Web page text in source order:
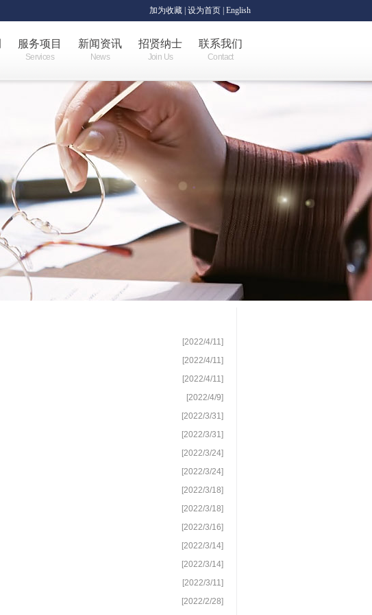
加为收藏 设为首页 | English
联系我们
Contact
招贤纳士
Join Us
新闻资讯
News
服务项目
Services
[2022/4/11]
[2022/4/11]
[2022/4/11]
[2022/4/9]
[2022/3/31]
[2022/3/31]
[2022/3/24]
[2022/3/24]
[2022/3/18]
[2022/3/18]
[2022/3/16]
[2022/3/14]
[2022/3/14]
[2022/3/11]
[2022/2/28]